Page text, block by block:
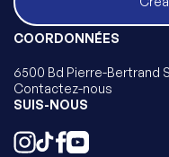
COORDONNÉES
6500 Bd Pierre-Bertrand
Contactez-nous
SUIS-NOUS